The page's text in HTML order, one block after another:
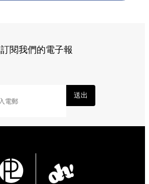
訂閱我們的電子報
送出